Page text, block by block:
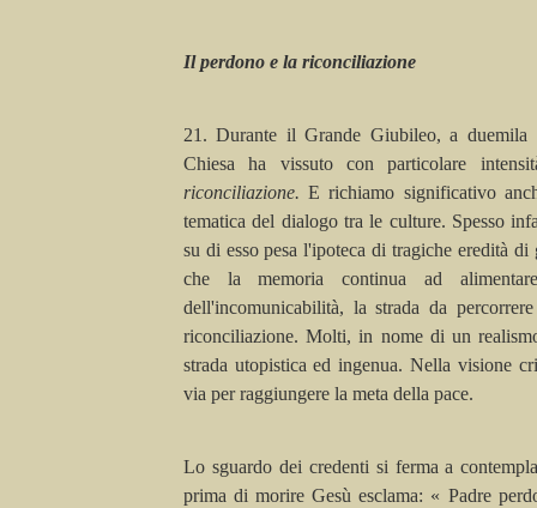
Il perdono e la riconciliazione
21. Durante il Grande Giubileo, a
Chiesa ha vissuto con particolare
riconciliazione.E richiamo significativo
tematica del dialogo tra le culture. Spesso
su di esso pesa l'ipoteca di tragiche eredità
che la memoria continua ad
dell'incomunicabilità, la strada da
riconciliazione. Molti, in nome di un
strada utopistica ed ingenua. Nella visione
via per raggiungere la meta della pace.
Lo sguardo dei credenti si ferma a
prima di morire Gesù esclama: « Padre